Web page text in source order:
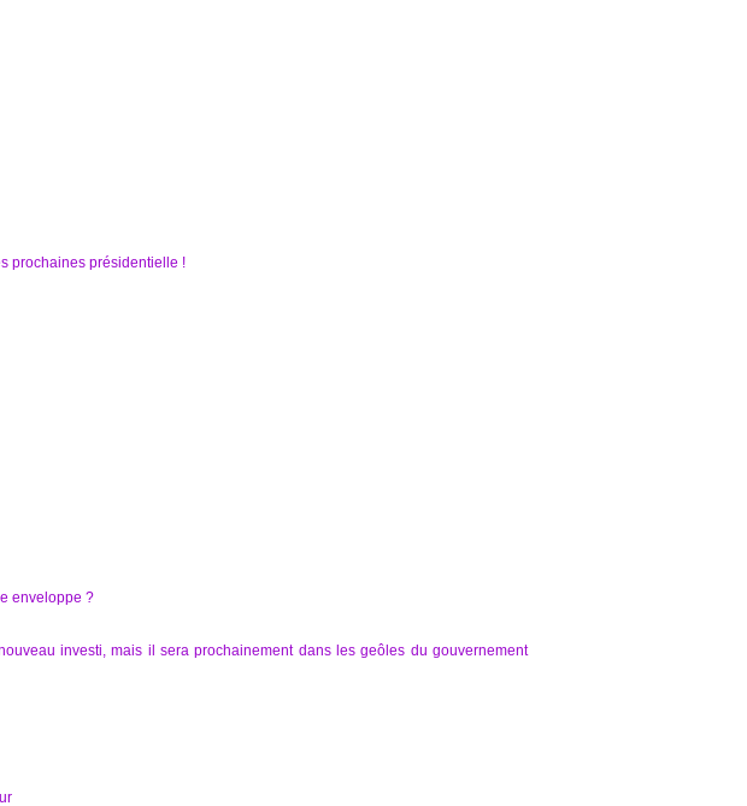
prochaines présidentielle !
enveloppe ?
investi, mais il sera prochainement dans les geôles du gouvernement